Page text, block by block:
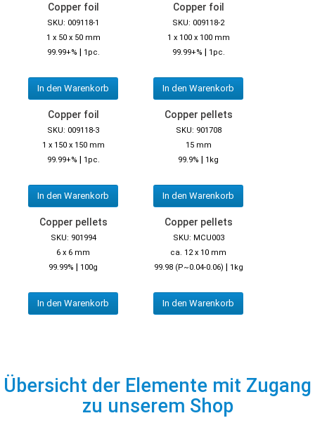
Copper foil
SKU: 009118-1
1 x 50 x 50 mm
99.99+% | 1pc.
In den Warenkorb
Copper foil
SKU: 009118-2
1 x 100 x 100 mm
99.99+% | 1pc.
In den Warenkorb
Copper foil
SKU: 009118-3
1 x 150 x 150 mm
99.99+% | 1pc.
In den Warenkorb
Copper pellets
SKU: 901708
15 mm
99.9% | 1kg
In den Warenkorb
Copper pellets
SKU: 901994
6 x 6 mm
99.99% | 100g
In den Warenkorb
Copper pellets
SKU: MCU003
ca. 12 x 10 mm
99.98 (P~0.04-0.06) | 1kg
In den Warenkorb
Übersicht der Elemente mit Zugang
zu unserem Shop